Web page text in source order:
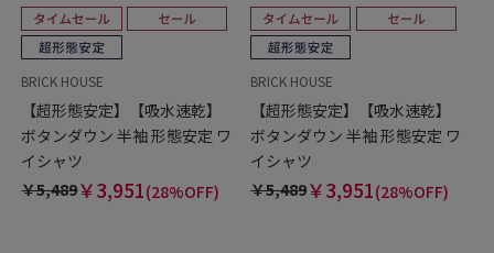
BRICK HOUSE
【超形態安定】【吸水速乾】
ボタンダウン 半袖 形態安定 ワ
イシャツ
￥5,489￥3,951(28%OFF)
BRICK HOUSE
【超形態安定】【吸水速乾】
ボタンダウン 半袖 形態安定 ワ
イシャツ
￥5,489￥3,951(28%OFF)